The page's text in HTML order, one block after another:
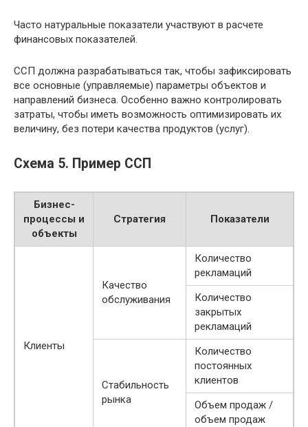
Часто натуральные показатели участвуют в расчете
финансовых показателей.
ССП должна разрабатываться так, чтобы зафиксировать
все основные (управляемые) параметры объектов и
направлений бизнеса. Особенно важно контролировать
затраты, чтобы иметь возможность оптимизировать их
величину, без потери качества продуктов (услуг).
Схема 5. Пример ССП
Бизнес-
процессы и
объекты
Стратегия Показатели
Клиенты
Качество
обслуживания
Количество
рекламаций
Количество
закрытых
рекламаций
Стабильность
рынка
Количество
постоянных
клиентов
Объем продаж /
объем продаж